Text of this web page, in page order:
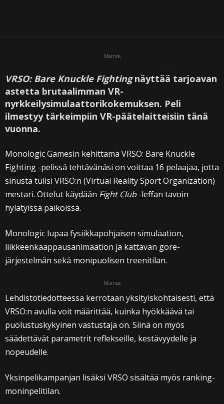
Mainos
VRSO: Bare Knuckle Fightingnäyttää tarjoavan
astetta brutaalimman VR-
nyrkkeilysimulaattorikokemuksen. Peli
ilmestyy tärkeimpiin VR-päätelaitteisiin tänä
vuonna.
Monologic Gamesin kehittämä VRSO: Bare Knuckle
Fighting -pelissä tehtävänäsi on voittaa 16 pelaajaa, jotta
sinusta tulisi VRSO:n (Virtual Reality Sport Organization)
mestari. Ottelut käydään Fight Club-leffan tavoin
hylätyissä paikoissa.
Monologic lupaa fysiikkapohjaisen simulaation,
liikkeenkaappausanimaation ja kattavan gore-
järjestelmän sekä monipuolisen treenitilan.
Mainos
Lehdistötiedotteessa kerrotaan yksityiskohtaisesti, että
VRSO:n avulla voit määrittää, kuinka hyökkäävä tai
puolustuskykyinen vastustaja on. Siinä on myös
säädettävät parametrit reflekseille, kestävyydelle ja
nopeudelle.
Yksinpelikampanjan lisäksi VRSO sisältää myös ranking-
moninpelitilan.